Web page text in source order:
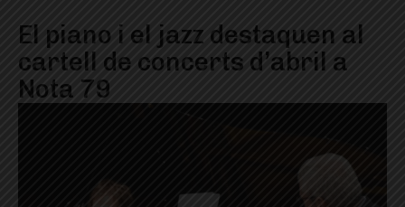
El piano i el jazz destaquen al
cartell de concerts d’abril a
Nota 79